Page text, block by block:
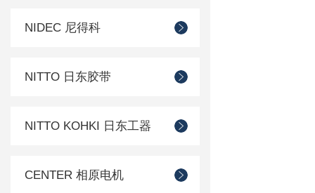
NIDEC 尼得科
NITTO 日东胶带
NITTO KOHKI 日东工器
CENTER 相原电机